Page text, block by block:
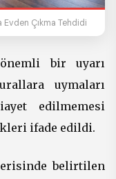
Çıkma Tehdidi
bir uyarı
uymaları
edilmemesi
ifade edildi.
belirtilen